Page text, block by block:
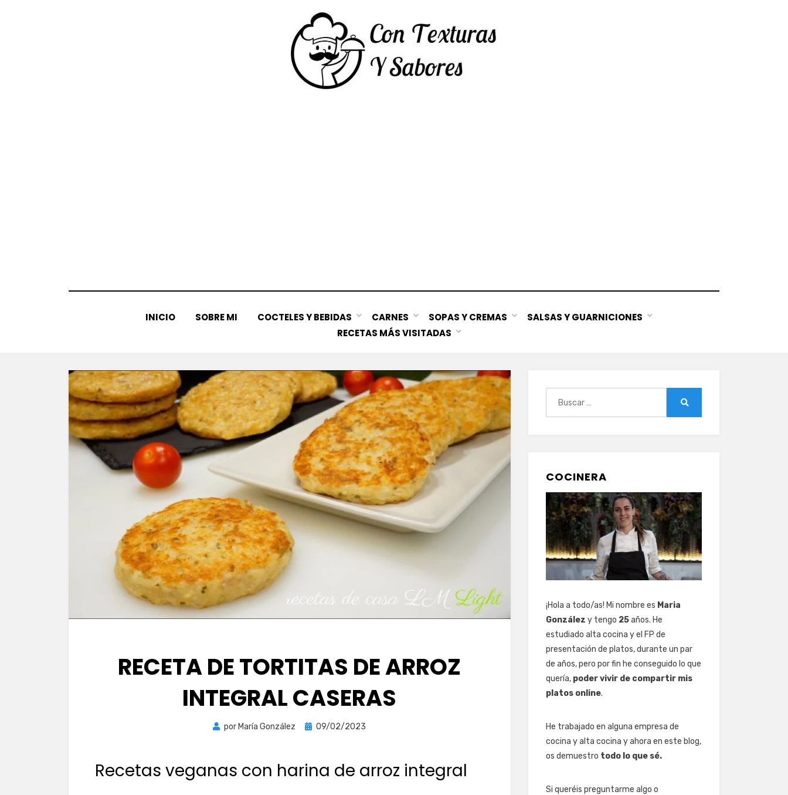
INICIO SOBRE MI COCTELES Y BEBIDAS CARNES SOPAS Y CREMAS
SALSAS Y GUARNICIONES
RECETAS MÁS VISITADAS
RECETA DE TORTITAS DE ARROZ
INTEGRAL CASERAS
por María González
Publicada
09/02/2023
Recetas veganas con harina de arroz integral
COCINERA
¡Hola a todo/as! Mi nombre es Maria
González y tengo 25años. He
estudiado alta cocina y el FP de
presentación de platos, durante un par
de años, pero por fin he conseguido lo que
quería, poder vivir de compartir mis
platos online.
He trabajado en alguna empresa de
cocina y alta cocina y ahora en este blog,
os demuestro todo lo que sé.
Si queréis preguntarme algo o